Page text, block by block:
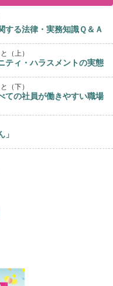
する法律・実務知識Ｑ＆Ａ
（上）
ティ・ハラスメントの実態
（下）
ての社員が働きやすい職場